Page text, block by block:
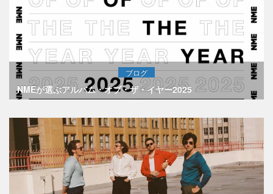
ブログ
NMEが選ぶアルバム・オブ・ザ・イヤー2025